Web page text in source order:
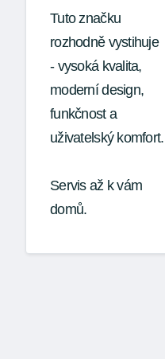
Tuto značku
rozhodně vystihuje
- vysoká kvalita,
moderní design,
funkčnost a
uživatelský komfort.
Servis až k vám
domů.